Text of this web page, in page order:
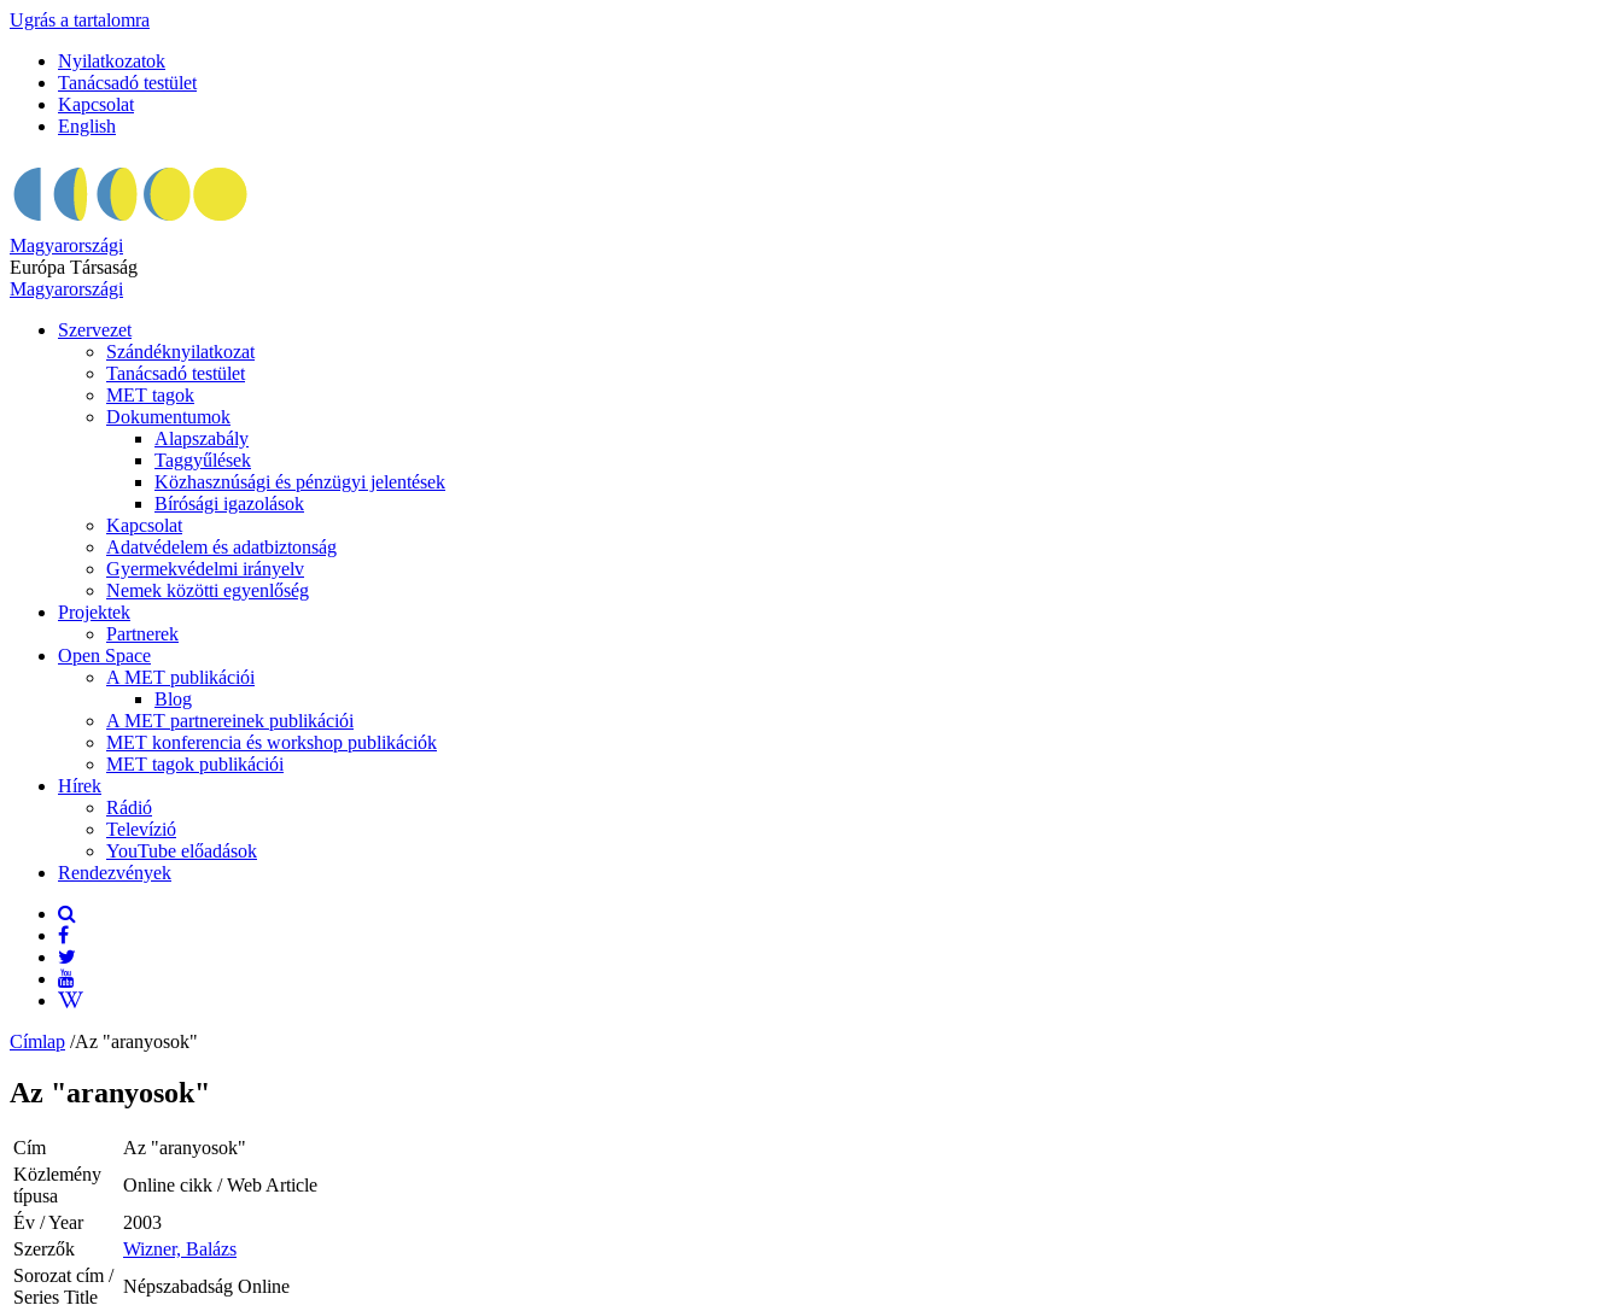
Ugrás a tartalomra
Nyilatkozatok
Tanácsadó testület
Kapcsolat
English
Magyarországi
Európa Társaság
Magyarországi
Szervezet
Szándéknyilatkozat
Tanácsadó testület
MET tagok
Dokumentumok
Alapszabály
Taggyűlések
Közhasznúsági és pénzügyi jelentések
Bírósági igazolások
Kapcsolat
Adatvédelem és adatbiztonság
Gyermekvédelmi irányelv
Nemek közötti egyenlőség
Projektek
Partnerek
Open Space
A MET publikációi
Blog
A MET partnereinek publikációi
MET konferencia és workshop publikációk
MET tagok publikációi
Hírek
Rádió
Televízió
YouTube előadások
Rendezvények
Címlap /Az "aranyosok"
Az "aranyosok"
Cím
Az "aranyosok"
Közlemény
típusa
Online cikk / Web Article
Év / Year
2003
Szerzők
Wizner, Balázs
Sorozat cím /
Series Title
Népszabadság Online